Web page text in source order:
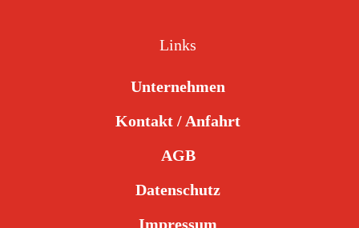
Links
Unternehmen
Kontakt / Anfahrt
AGB
Datenschutz
Impressum